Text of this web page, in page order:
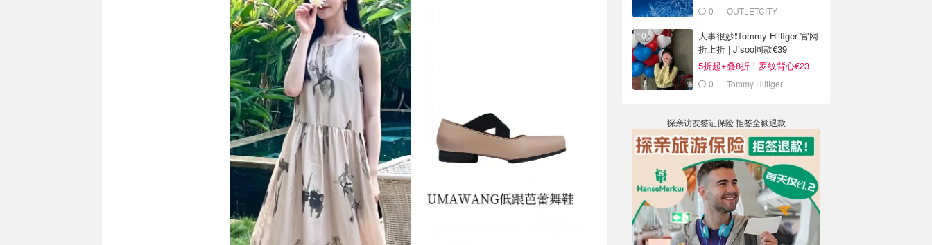
0
OUTLETCITY
大事很妙❗️Tommy Hilfiger 官网
折上折 | Jisoo同款€39
5折起+叠8折！罗纹背心€23
0 Tommy Hilfiger
探亲访友签证保险 拒签全额退款